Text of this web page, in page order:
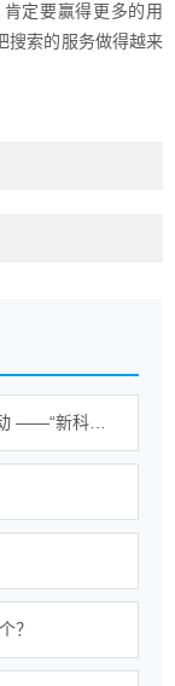
定要赢得更多的用
搜索的服务做得越来
？